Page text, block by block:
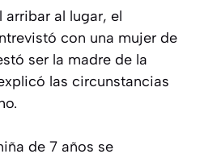
arribar al lugar, el
con una mujer de
ser la madre de la
las circunstancias
de 7 años se